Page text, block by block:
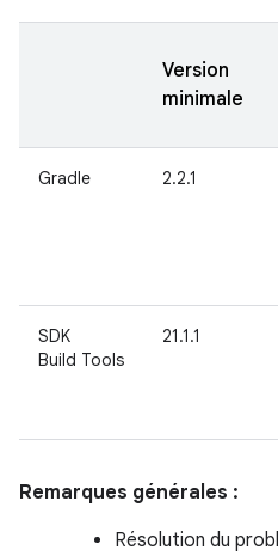
Version
minimale
Gradle 2.2.1
SDK
Build Tools
21.1.1
Remarques générales :
Résolution du